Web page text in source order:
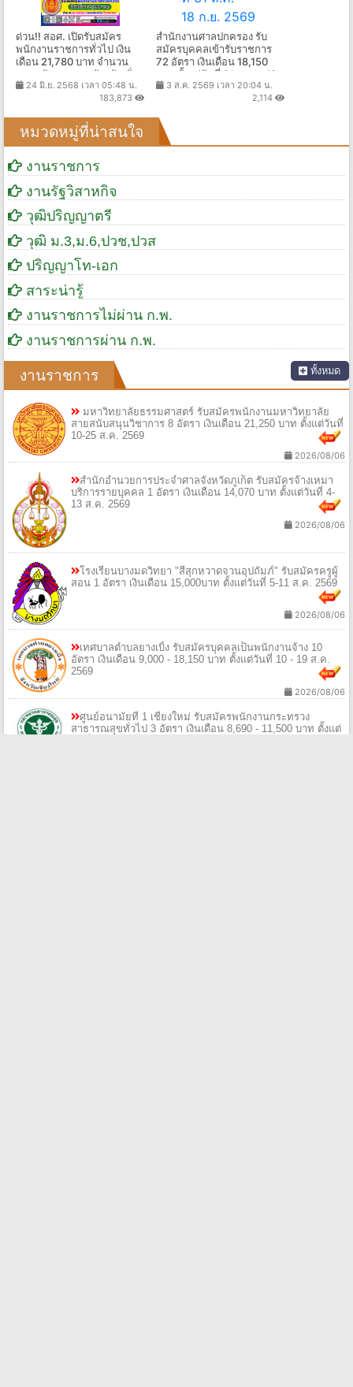
ด่วน!! สอศ. เปิดรับสมัคร
พนักงานราชการทั่วไป เงิน
เดือน 21,780 บาท จำนวน
หลายอัตรา หลายจังหวัด ทั่ว
ประเทศ เช็คได้ที่นี่
24 มิ.ย. 2568 เวลา 05:48 น.
183,873
สำนักงานศาลปกครอง รับ
สมัครบุคคลเข้ารับราชการ
72 อัตรา เงินเดือน 18,150
บาท ตั้งแต่วันที่ 31 ส.ค. - 18
ก.ย. 2569
3 ส.ค. 2569 เวลา 20:04 น.
2,114
หมวดหมู่ที่น่าสนใจ
งานราชการ
งานรัฐวิสาหกิจ
วุฒิปริญญาตรี
วุฒิ ม.3,ม.6,ปวช,ปวส
ปริญญาโท-เอก
สาระน่ารู้
งานราชการไม่ผ่าน ก.พ.
งานราชการผ่าน ก.พ.
งานราชการ ทั้งหมด
มหาวิทยาลัยธรรมศาสตร์ รับสมัครพนักงานมหาวิทยาลัย
สายสนับสนุนวิชาการ 8 อัตรา เงินเดือน 21,250 บาท ตั้งแต่วันที่
10-25 ส.ค. 2569
2026/08/06
สำนักอำนวยการประจำศาลจังหวัดภูเก็ต รับสมัครจ้างเหมา
บริการรายบุคคล 1 อัตรา เงินเดือน 14,070 บาท ตั้งแต่วันที่ 4-
13 ส.ค. 2569
2026/08/06
โรงเรียนบางมดวิทยา "สีสุกหวาดจวนอุปถัมภ์" รับสมัครครูผู้
สอน 1 อัตรา เงินเดือน 15,000บาท ตั้งแต่วันที่ 5-11 ส.ค. 2569
2026/08/06
เทศบาลตำบลยางเบิ้ง รับสมัครบุคคลเป็นพนักงานจ้าง 10
อัตรา เงินเดือน 9,000 - 18,150 บาท ตั้งแต่วันที่ 10 - 19 ส.ค.
2569
2026/08/06
ศูนย์อนามัยที่ 1 เชียงใหม่ รับสมัครพนักงานกระทรวง
สาธารณสุขทั่วไป 3 อัตรา เงินเดือน 8,690 - 11,500 บาท ตั้งแต่